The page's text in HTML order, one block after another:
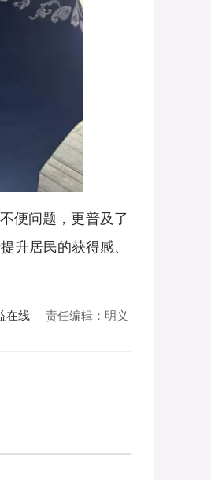
便问题，更普及了
升居民的获得感、
在线 责任编辑：明义